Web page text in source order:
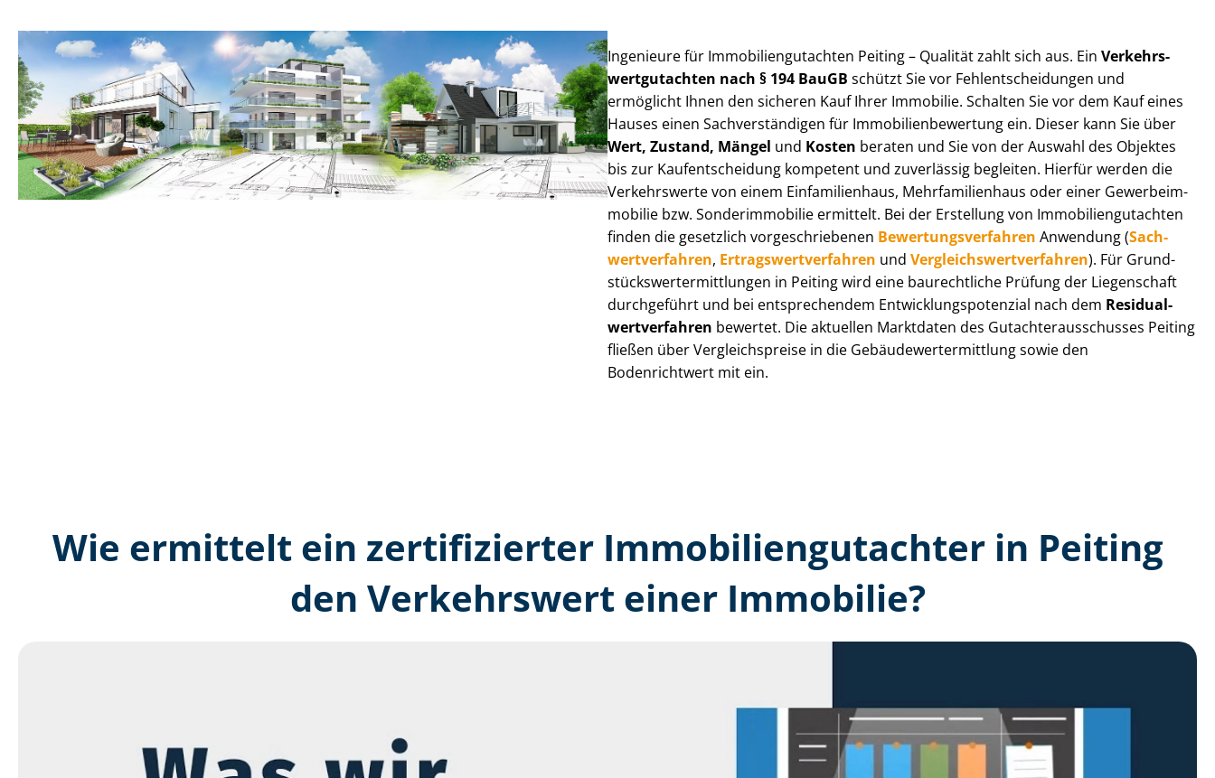
Ingenieure für Im­mo­bi­li­en­gut­ach­ten Peiting – Qualität zahlt sich aus. Ein Ver­kehrs­
wert­gut­ach­ten nach § 194 BauGB schützt Sie vor Fehl­ent­schei­dun­gen und
ermöglicht Ihnen den sicheren Kauf Ihrer Immobilie. Schalten Sie vor dem Kauf eines
Hauses einen Sach­ver­stän­di­gen für Im­mo­bi­li­en­be­wer­tung ein. Dieser kann Sie über
Wert, Zustand, Mängel und Kosten beraten und Sie von der Auswahl des Objektes
bis zur Kauf­ent­schei­dung kompetent und zuverlässig begleiten. Hierfür werden die
Verkehrswerte von einem Einfamilienhaus, Mehr­fa­mi­li­en­haus oder einer Ge­wer­be­im­
mo­bi­lie bzw. Sonderimmobilie ermittelt. Bei der Erstellung von Im­mo­bi­li­en­gut­ach­ten
finden die gesetzlich vor­ge­schrie­be­nen Be­wer­tungs­ver­fah­ren Anwendung (Sach­
wert­ver­fah­ren, Er­trags­wert­ver­fah­ren und Ver­gleichs­wert­ver­fah­ren). Für Grund­
stücks­wert­ermitt­lun­gen in Peiting wird eine baurechtliche Prüfung der Liegenschaft
durchgeführt und bei entsprechendem Ent­wick­lungs­po­ten­zi­al nach dem Re­si­du­al­
wert­ver­fah­ren bewertet. Die aktuellen Marktdaten des Gut­ach­ter­aus­schus­ses Peiting
fließen über Ver­gleichs­prei­se in die Ge­bäu­de­wert­ermitt­lung sowie den
Bodenrichtwert mit ein.
Wie ermittelt ein zertifizierter Immobilien­gutachter in Peiting
den Verkehrswert einer Immobilie?